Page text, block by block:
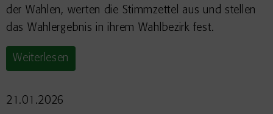
der Wahlen, werten die Stimmzettel aus und stellen
das Wahlergebnis in ihrem Wahlbezirk fest.
Weiterlesen
21.01.2026